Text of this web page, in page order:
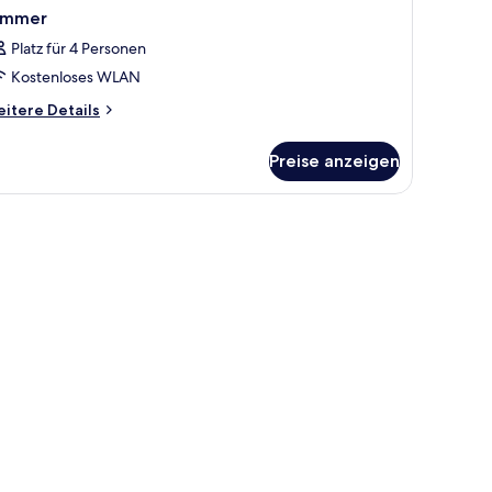
Platz für 4 Personen
Kostenloses WLAN
Details
Preise anzeigen